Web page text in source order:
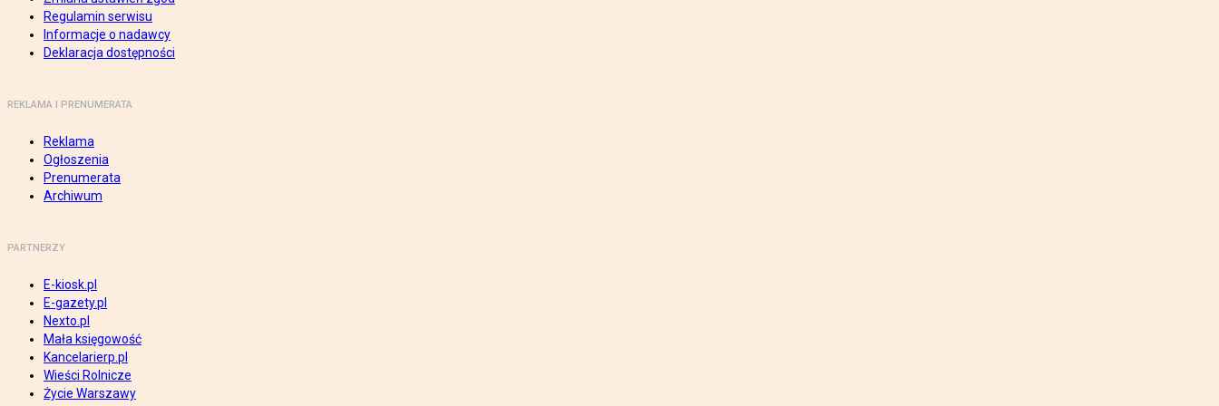
Regulamin serwisu
Informacje o nadawcy
Deklaracja dostępności
REKLAMA I PRENUMERATA
Reklama
Ogłoszenia
Prenumerata
Archiwum
PARTNERZY
E-kiosk.pl
E-gazety.pl
Nexto.pl
Mała księgowość
Kancelarierp.pl
Wieści Rolnicze
Życie Warszawy